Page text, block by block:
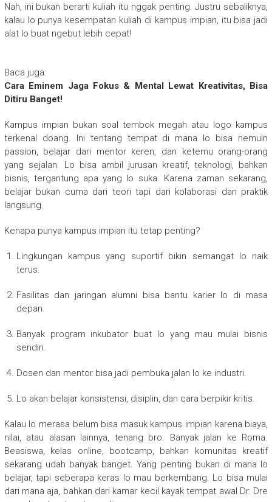
Nah, ini bukan berarti kuliah itu nggak penting. Justru sebaliknya,
kalau lo punya kesempatan kuliah di kampus impian, itu bisa jadi
alat lo buat ngebut lebih cepat!
Baca juga:
Cara Eminem Jaga Fokus & Mental Lewat Kreativitas, Bisa
Ditiru Banget!
Kampus impian bukan soal tembok megah atau logo kampus
terkenal doang. Ini tentang tempat di mana lo bisa nemuin
passion, belajar dari mentor keren, dan ketemu orang-orang
yang sejalan. Lo bisa ambil jurusan kreatif, teknologi, bahkan
bisnis, tergantung apa yang lo suka. Karena zaman sekarang,
belajar bukan cuma dari teori tapi dari kolaborasi dan praktik
langsung.
Kenapa punya kampus impian itu tetap penting?
Lingkungan kampus yang suportif bikin semangat lo naik
terus.
Fasilitas dan jaringan alumni bisa bantu karier lo di masa
depan.
Banyak program inkubator buat lo yang mau mulai bisnis
sendiri.
Dosen dan mentor bisa jadi pembuka jalan lo ke industri.
Lo akan belajar konsistensi, disiplin, dan cara berpikir kritis.
Kalau lo merasa belum bisa masuk kampus impian karena biaya,
nilai, atau alasan lainnya, tenang bro. Banyak jalan ke Roma.
Beasiswa, kelas online, bootcamp, bahkan komunitas kreatif
sekarang udah banyak banget. Yang penting bukan di mana lo
belajar, tapi seberapa keras lo mau berkembang. Lo bisa mulai
dari mana aja, bahkan dari kamar kecil kayak tempat awal Dr. Dre